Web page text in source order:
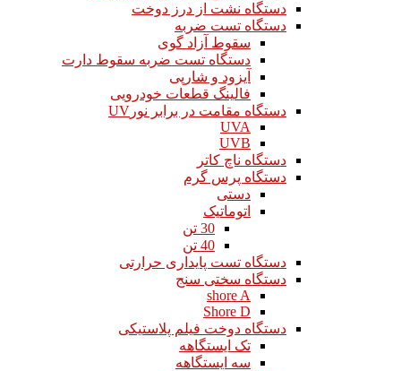
دستگاه نشت از درز دوخت
دستگاه تست ضربه
سقوط آزاد گوی
دستگاه تست ضربه سقوط دارت
آیزود و شارپی
فالینگ قطعات خودرویی
دستگاه مقامت در برابر نورUV
UVA
UVB
دستگاه ناچ کاتر
دستگاه پرس گرم
دستی
اتوماتیک
30 تن
40 تن
دستگاه تست پایداری حرارتی
دستگاه سختی سنج
shore A
Shore D
دستگاه دوخت فیلم پلاستیکی
تک ایستگاهه
سه ایستگاهه